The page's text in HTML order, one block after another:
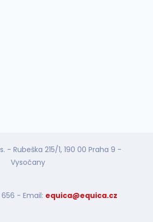
- Rubeška 215/1, 190 00 Praha 9 -
Vysočany
- Email: equica@equica.cz